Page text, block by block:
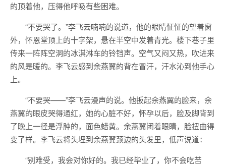
的顶着他，压得他呼吸有些困难。
“不要哭了。”李飞云喃喃的说道，他的眼睛怔怔的望着窗
外，怀恩堂顶上的十字架，悬在半空中发着青光。楼下巷子里
传来一阵阵空洞的冰淇淋车的铃铛声。空气又闷又热，吹进来
的风是暖的。李飞云感到余燕翼的背在冒汗，汗水沁到他手心
上。
“不要哭——”李飞云漫声的说。他扳起余燕翼的脸来，余
燕翼的眼皮哭得通红，她的心脏不好，怀孕以后，脸及脚背到
了晚上一径是浮肿的，面色蜡黄。余燕翼闭着眼睛，脸扭曲得
变了样。李飞云将头埋到余燕翼颈边的头发里，低声说道：
“别难受，我会对你好的。我已经毕业了，你不会吃苦